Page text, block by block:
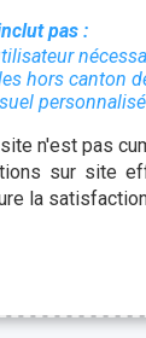
pas :
hors canton
n'est pas
sur site
la